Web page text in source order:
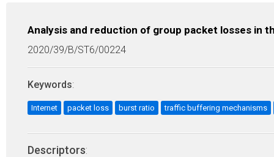
Analysis and reduction of group packet losses in
2020/39/B/ST6/00224
Keywords:
Internet packet loss burst ratio traffic buffering mechanisms
Descriptors: